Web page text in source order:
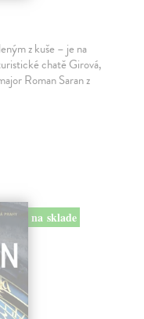
z kuše – je na
chatě Girová,
Roman Saran z
na sklade